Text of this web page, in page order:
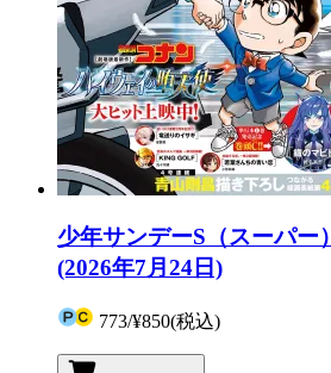
少年サンデーS（スーパー
(2026年7月24日)
773/¥850(税込)